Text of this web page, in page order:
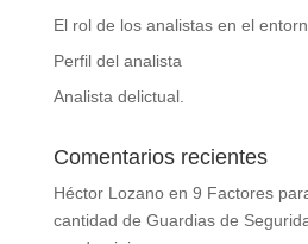
El rol de los analistas en el
Perfil del analista
Analista delictual.
Comentarios recientes
Héctor Lozanoen 9 Factores
cantidad de Guardias de